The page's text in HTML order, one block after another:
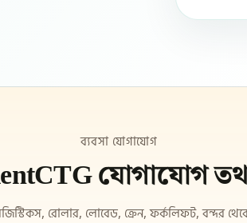
ব্যবসা যোগাযোগ
যোগাযোগ
রোলার, লোবেড, ক্রেন, ফর্কলিফট, বন্দর থেকে